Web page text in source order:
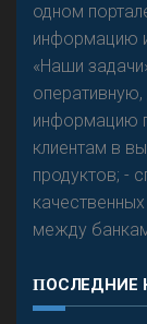
Резкого
одном
информацию
«Наши
информацию
клиентам в
продуктов; -
между
ПОСЛЕДНИЕ